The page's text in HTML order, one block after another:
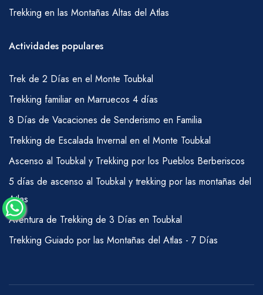
por favor, discuta con su guía los requisitos
COMIDAS
mantequilla, mermelada, queso, gachas
Almuerzo de picnic - ensalada marroquí
fresca, queso, salchichas en rodajas, atún y
sardinas enlatadas, pan, fruta, té de menta
papas y arroz).
Cena – Sopa, Tajine (pollo o cordero con
principales varían según la duración de la
caminata, aunque es más probable que
Trekking en las Montañas Altas del Atlas
Actividades populares
Trek de 2 Días en el Monte Toubkal
Trekking familiar en Marruecos 4 días
8 Días de Vacaciones de Senderismo en Familia
Trekking de Escalada Invernal en el Monte Toubkal
Ascenso al Toubkal y Trekking por los Pueblos Berberiscos
5 días de ascenso al Toubkal y trekking por las montañas del
Atlas
Aventura de Trekking de 3 Días en Toubkal
Trekking Guiado por las Montañas del Atlas - 7 Días